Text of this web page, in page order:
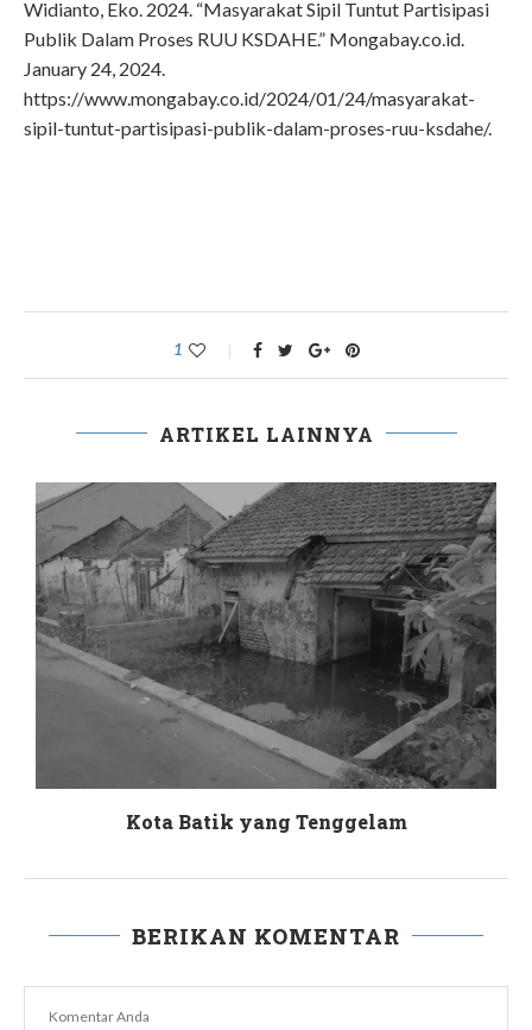
Widianto, Eko. 2024. “Masyarakat Sipil Tuntut Partisipasi
Publik Dalam Proses RUU KSDAHE.” Mongabay.co.id.
January 24, 2024.
https://www.mongabay.co.id/2024/01/24/masyarakat-
sipil-tuntut-partisipasi-publik-dalam-proses-ruu-ksdahe/.
1
ARTIKEL LAINNYA
Kota Batik yang Tenggelam
BERIKAN KOMENTAR